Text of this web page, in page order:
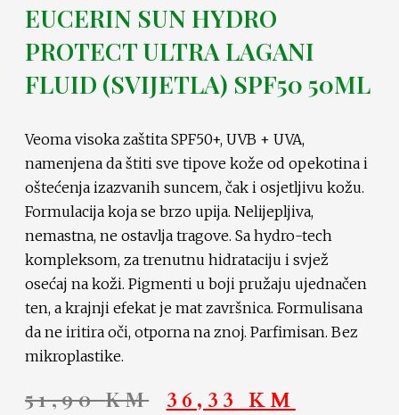
EUCERIN SUN HYDRO
PROTECT ULTRA LAGANI
FLUID (SVIJETLA) SPF50 50ML
Veoma visoka zaštita SPF50+, UVB + UVA,
namenjena da štiti sve tipove kože od opekotina i
oštećenja izazvanih suncem, čak i osjetljivu kožu.
Formulacija koja se brzo upija. Nelijepljiva,
nemastna, ne ostavlja tragove. Sa hydro-tech
kompleksom, za trenutnu hidrataciju i svjež
osećaj na koži. Pigmenti u boji pružaju ujednačen
ten, a krajnji efekat je mat završnica. Formulisana
da ne iritira oči, otporna na znoj. Parfimisan. Bez
mikroplastike.
51,90KM 36,33KM